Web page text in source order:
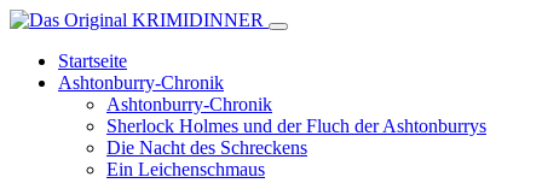
Startseite
Ashtonburry-Chronik
Ashtonburry-Chronik
Sherlock Holmes und der Fluch der Ashtonburrys
Die Nacht des Schreckens
Ein Leichenschmaus